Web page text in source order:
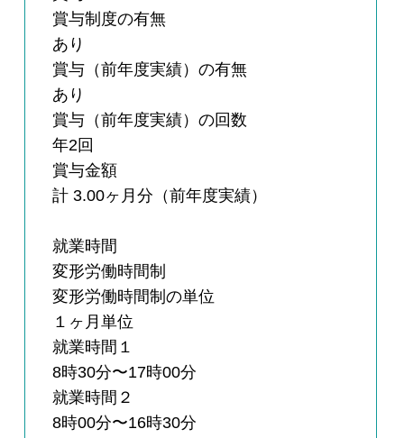
賞与制度の有無
あり
賞与（前年度実績）の有無
あり
賞与（前年度実績）の回数
年2回
賞与金額
計 3.00ヶ月分（前年度実績）
就業時間
変形労働時間制
変形労働時間制の単位
１ヶ月単位
就業時間１
8時30分〜17時00分
就業時間２
8時00分〜16時30分